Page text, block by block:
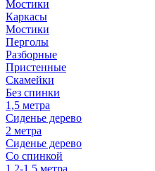
Мостики
Каркасы
Мостики
Перголы
Разборные
Пристенные
Скамейки
Без спинки
1,5 метра
Сиденье дерево
2 метра
Сиденье дерево
Со спинкой
1,2-1,5 метра